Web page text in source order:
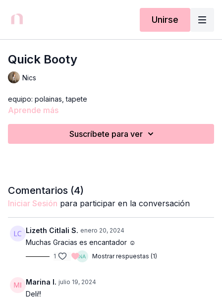
Unirse
Quick Booty
Nics
equipo: polainas, tapete
Aprende más
Suscríbete para ver
Comentarios (4)
Iniciar Sesión para participar en la conversación
Lizeth Citlali S. enero 20, 2024
Muchas Gracias es encantador ☺️
1 Mostrar respuestas (1)
Marina I. julio 19, 2024
Deli!!